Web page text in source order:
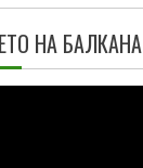
НА БАЛКАНА